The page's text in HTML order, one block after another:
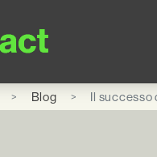
Blog Il successo dev'essere